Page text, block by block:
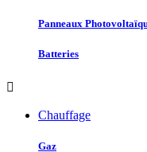
Panneaux
Batteries

Chauffage
Gaz